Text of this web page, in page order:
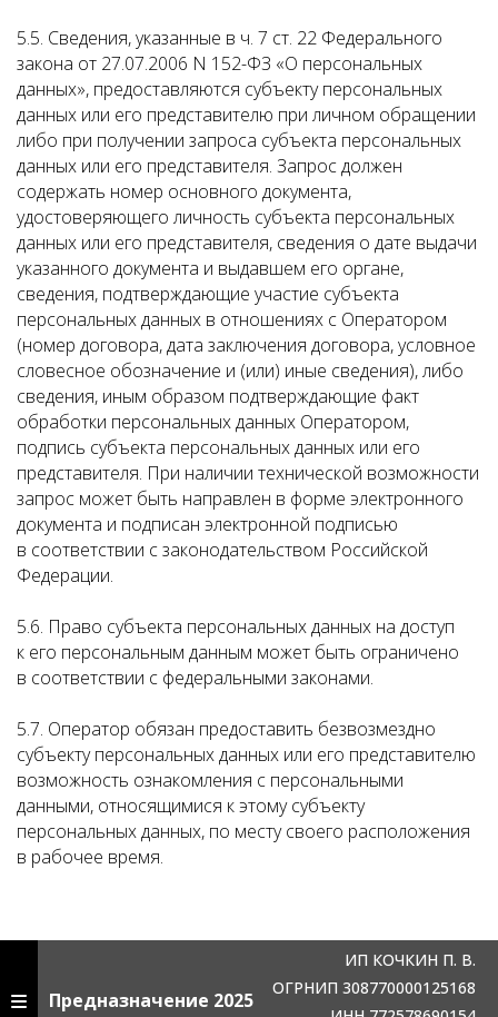
5.5. Сведения, указанные в ч. 7 ст. 22 Федерального
закона от 27.07.2006 N 152-ФЗ «О персональных
данных», предоставляются субъекту персональных
данных или его представителю при личном обращении
либо при получении запроса субъекта персональных
данных или его представителя. Запрос должен
содержать номер основного документа,
удостоверяющего личность субъекта персональных
данных или его представителя, сведения о дате выдачи
указанного документа и выдавшем его органе,
сведения, подтверждающие участие субъекта
персональных данных в отношениях с Оператором
(номер договора, дата заключения договора, условное
словесное обозначение и (или) иные сведения), либо
сведения, иным образом подтверждающие факт
обработки персональных данных Оператором,
подпись субъекта персональных данных или его
представителя. При наличии технической возможности
запрос может быть направлен в форме электронного
документа и подписан электронной подписью
в соответствии с законодательством Российской
Федерации.
5.6. Право субъекта персональных данных на доступ
к его персональным данным может быть ограничено
в соответствии с федеральными законами.
5.7. Оператор обязан предоставить безвозмездно
субъекту персональных данных или его представителю
возможность ознакомления с персональными
данными, относящимися к этому субъекту
персональных данных, по месту своего расположения
в рабочее время.
Предназначение 2025
ИП КОЧКИН П. В.
ОГРНИП 308770000125168